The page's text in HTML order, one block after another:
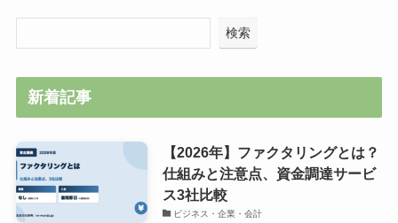
検索
新着記事
【2026年】ファクタリングとは？
仕組みと注意点、資金調達サービ
ス3社比較
ビジネス・企業・会計